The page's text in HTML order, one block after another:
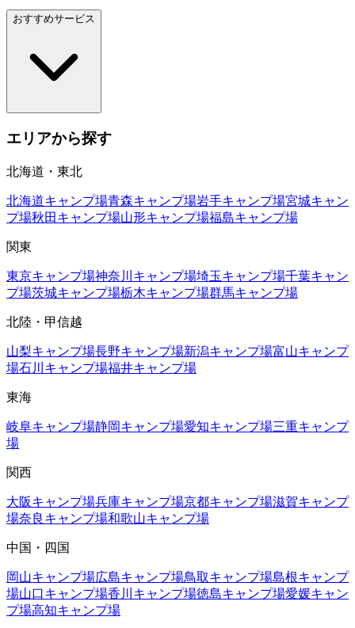
おすすめサービス
エリアから探す
北海道・東北
北海道キャンプ場青森キャンプ場岩手キャンプ場宮城キャン
プ場秋田 キャンプ場山形キャンプ場福島キャンプ場
関東
東京キャンプ場神奈川 キャンプ場埼玉キャンプ場千葉キャン
プ場茨城キャンプ場栃木キャンプ場群馬キャンプ場
北陸・甲信越
山梨キャンプ場長野キャンプ場新潟キャンプ場富山キャンプ
場石川 キャンプ場福井キャンプ場
東海
岐阜キャンプ場静岡キャンプ場愛知キャンプ場三重キャンプ
場
関西
大阪キャンプ場兵庫キャンプ場京都キャンプ場滋賀キャンプ
場奈良 キャンプ場和歌山キャンプ場
中国・四国
岡山キャンプ場広島キャンプ場鳥取キャンプ場島根キャンプ
場山口キャンプ場香川 キャンプ場徳島キャンプ場愛媛キャン
プ場高知キャンプ場